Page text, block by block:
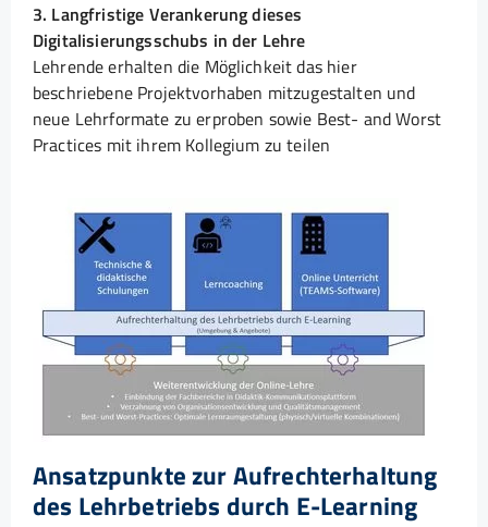
3. Langfristige Verankerung dieses
Digitalisierungsschubs in der Lehre
Lehrende erhalten die Möglichkeit das hier
beschriebene Projektvorhaben mitzugestalten und
neue Lehrformate zu erproben sowie Best- and Worst
Practices mit ihrem Kollegium zu teilen
Ansatzpunkte zur Aufrechterhaltung
des Lehrbetriebs durch E-Learning